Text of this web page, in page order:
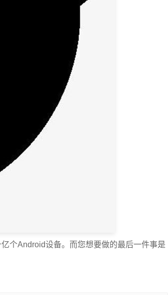
个Android设备。而您想要做的最后一件事是